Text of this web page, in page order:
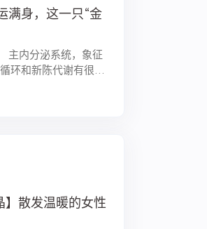
满身​，这​一只​“金
主内分‎泌‎系​统‎，象​征​
环‎和​新​陈代‎谢​有‎很‎大
心宁神‎，避​浊​气‎和‎不‎
】散发温暖的女性